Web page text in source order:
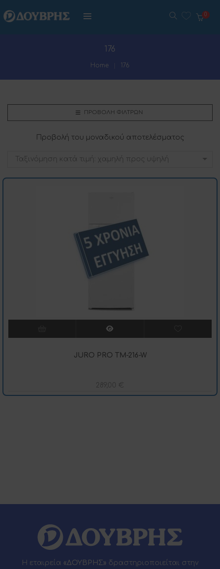
176
Home 176
ΠΡΟΒΟΛΉ ΦΊΛΤΡΩΝ
Προβολή του μοναδικού αποτελέσματος
Ταξινόμηση κατά τιμή: χαμηλή προς υψηλή
JURO PRO TM-216-W
289,00 €
Η εταιρεία «ΔΟΥΒΡΗΣ» δραστηριοποιείται στην